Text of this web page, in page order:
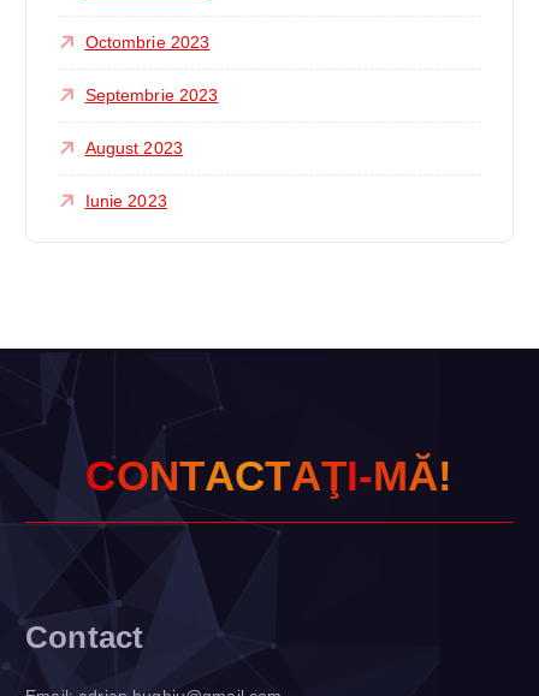
Octombrie 2023
Septembrie 2023
August 2023
Iunie 2023
CONTACTAŢI-MĂ!
Contact